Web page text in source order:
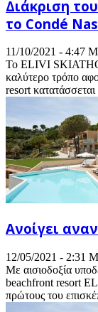
Διάκριση
το Condé
11/10/2021 - 4:47
Το ELIVI
καλύτερο τρόπο
resort
Ανοίγει
12/05/2021 - 2:31
Με αισιοδοξία
beachfront resort
πρώτους του